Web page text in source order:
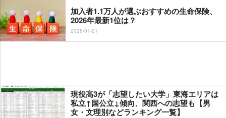
加入者1.1万人が選ぶおすすめの生命保険、
2026年最新1位は？
2026-01-21
現役高3が「志望したい大学」東海エリアは
私立↑国公立↓傾向、関西への志望も【男
女・文理別などランキング一覧】